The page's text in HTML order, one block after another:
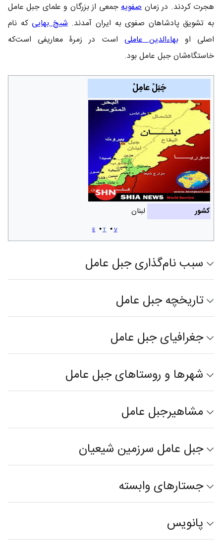
هجرت کردند. در زمانصفویهجمعی از بزرگان و علمای جبل عامل
به تشویق پادشاهان صفوی به ایران آمدند.شیخ بهایی که نام
اصلی اوبهاءالدین عاملی است در زمرۀ معاریفی است‌که
خاستگاه‌شان جبل عامل بود.
جَبَلْ عامِلْ
کشور
لبنان
v
t
e
سبب نام‌گذاری جبل عامل
تاریخچه جبل عامل
جغرافیای جبل عامل
شهرها و روستاهای جبل عامل
مشاهیرجبل عامل
جبل عامل سرزمین شیعیان
جستارهای وابسته
پانویس